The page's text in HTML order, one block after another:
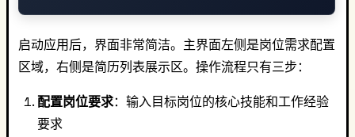
启动应用后，界面非常简洁。主界面左侧是岗位需求配置
区域，右侧是简历列表展示区。操作流程只有三步：
配置岗位要求：输入目标岗位的核心技能和工作经验
要求